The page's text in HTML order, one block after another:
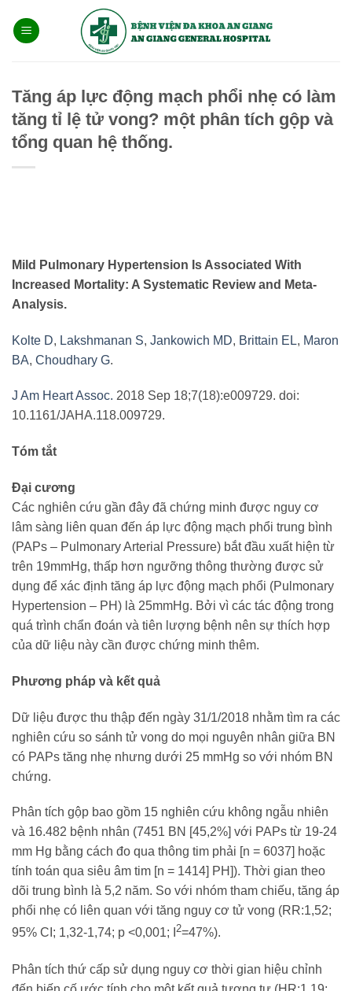
qua
Tăng áp lực động mạch phổi nhẹ có làm
tăng tỉ lệ tử vong? một phân tích gộp và
tổng quan hệ thống.
Mild Pulmonary Hypertension Is Associated With
Increased Mortality: A Systematic Review and Meta-
Analysis.
Kolte D, Lakshmanan S, Jankowich MD, Brittain EL, Maron
BA, Choudhary G.
J Am Heart Assoc. 2018 Sep 18;7(18):e009729. doi:
10.1161/JAHA.118.009729.
Tóm tắt
Đại cương
Các nghiên cứu gần đây đã chứng minh được nguy cơ
lâm sàng liên quan đến áp lực động mạch phổi trung bình
(PAPs – Pulmonary Arterial Pressure) bắt đầu xuất hiện từ
trên 19mmHg, thấp hơn ngưỡng thông thường được sử
dụng để xác định tăng áp lực động mạch phổi (Pulmonary
Hypertension – PH) là 25mmHg. Bởi vì các tác động trong
quá trình chẩn đoán và tiên lượng bệnh nên sự thích hợp
của dữ liệu này cần được chứng minh thêm.
Phương pháp và kết quả
Dữ liệu được thu thập đến ngày 31/1/2018 nhằm tìm ra các
nghiên cứu so sánh tử vong do mọi nguyên nhân giữa BN
có PAPs tăng nhẹ nhưng dưới 25 mmHg so với nhóm BN
chứng.
Phân tích gộp bao gồm 15 nghiên cứu không ngẫu nhiên
và 16.482 bệnh nhân (7451 BN [45,2%] với PAPs từ 19-24
mm Hg bằng cách đo qua thông tim phải [n = 6037] hoặc
tính toán qua siêu âm tim [n = 1414] PH]). Thời gian theo
dõi trung bình là 5,2 năm. So với nhóm tham chiếu, tăng áp
phổi nhẹ có liên quan với tăng nguy cơ tử vong (RR:1,52;
95% CI; 1,32-1,74; p <0,001; I 2=47%).
Phân tích thứ cấp sử dụng nguy cơ thời gian hiệu chỉnh